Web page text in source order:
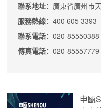
聯系地址： 廣東省廣州市
服務熱線： 400 605 3393
聯系電話： 020-
傳真電話： 020-85557779
申甌